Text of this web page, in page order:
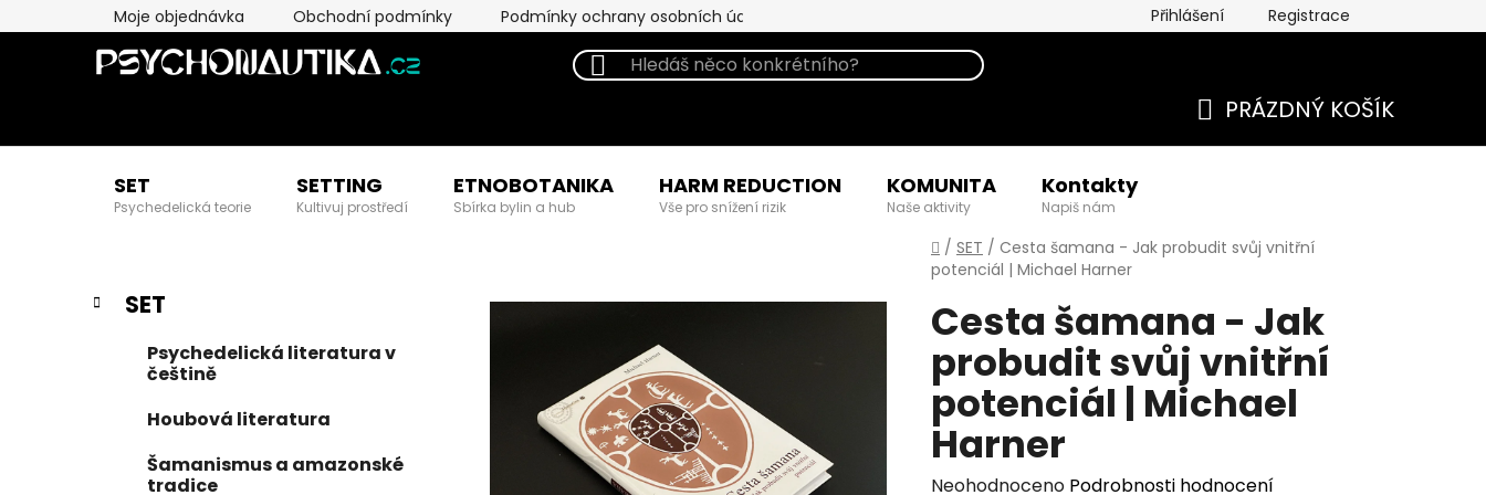
na
Moje objednávka Obchodní podmínky Podmínky ochrany osobních údajů Přihlášení Registrace
PRÁZDNÝ KOŠÍK
SET
Psychedelická teorie
SETTING
Kultivuj prostředí
ETNOBOTANIKA
Sbírka bylin a hub
HARM REDUCTION
Vše pro snížení rizik
KOMUNITA
Naše aktivity
Kontakty
Napiš nám
Domů
/ SET / Cesta šamana - Jak probudit svůj vnitřní
potenciál | Michael Harner
PPřeskočit
kategorie
K
a SET
Psychedelická literatura v
češtině
Houbová literatura
Šamanismus a amazonské
tradice
Cesta šamana - Jak
probudit svůj vnitřní
potenciál | Michael
Harner
Průměrné
Neohodnoceno Podrobnosti hodnocení